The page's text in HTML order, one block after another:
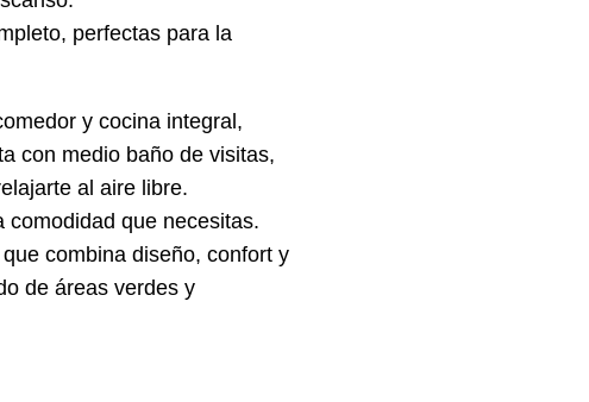
perfectas para la
y cocina integral,
con medio baño de visitas,
al aire libre.
comodidad que necesitas.
combina diseño, confort y
de áreas verdes y